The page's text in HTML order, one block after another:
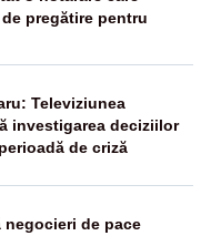
pregătire pentru
Televiziunea
investigarea deciziilor
de criză
negocieri de pace